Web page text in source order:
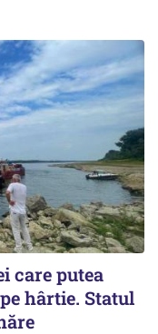
care putea
hârtie. Statul